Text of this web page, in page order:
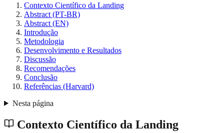
Contexto Científico da Landing
Abstract (PT-BR)
Abstract (EN)
Introdução
Metodologia
Desenvolvimento e Resultados
Discussão
Recomendações
Conclusão
Referências (Harvard)
Nesta página
Contexto Científico da Landing